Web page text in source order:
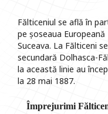
Fălticeniul se află în
pe șoseaua
Suceava. La Fălticeni
secundară Dolhasca-
la această linie au
la 28 mai 1887.
Împrejurimi